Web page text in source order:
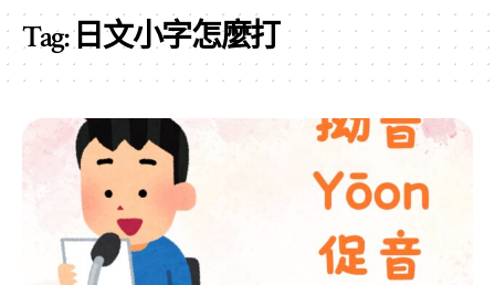
Tag:日文小字怎麼打